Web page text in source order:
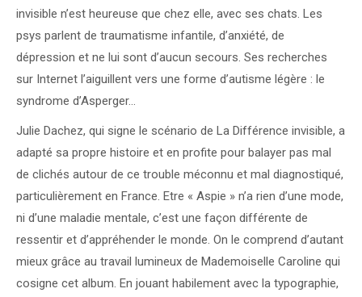
invisible n’est heureuse que chez elle, avec ses chats. Les
psys parlent de traumatisme infantile, d’anxiété, de
dépression et ne lui sont d’aucun secours. Ses recherches
sur Internet l’aiguillent vers une forme d’autisme légère : le
syndrome d’Asperger…
Julie Dachez, qui signe le scénario de La Différence invisible, a
adapté sa propre histoire et en profite pour balayer pas mal
de clichés autour de ce trouble méconnu et mal diagnostiqué,
particulièrement en France. Etre « Aspie » n’a rien d’une mode,
ni d’une maladie mentale, c’est une façon différente de
ressentir et d’appréhender le monde. On le comprend d’autant
mieux grâce au travail lumineux de Mademoiselle Caroline qui
cosigne cet album. En jouant habilement avec la typographie,